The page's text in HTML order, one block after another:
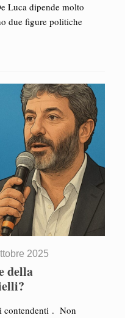
Luca dipende molto
due figure politiche
2025
della
contendenti . Non